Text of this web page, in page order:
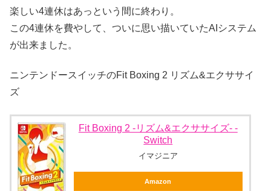
楽しい4連休はあっという間に終わり。
この4連休を費やして、ついに思い描いていたAIシステム
が出来ました。
ニンテンドースイッチのFit Boxing 2 リズム&エクササイ
ズ
Fit Boxing 2 -リズム&エクササイズ- -
Switch
イマジニア
Amazon